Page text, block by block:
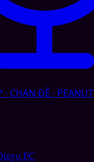
· CHAN ĐÊ · PEANUT
FC